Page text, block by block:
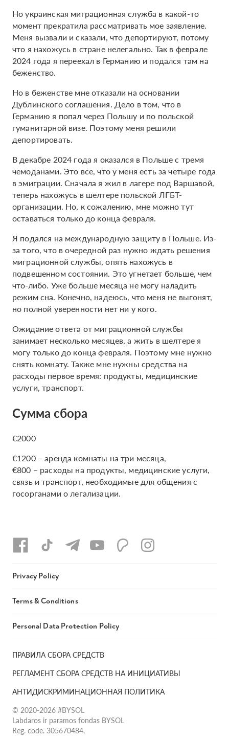
Но украинская миграционная служба в какой-то
момент прекратила рассматривать мое заявление.
Меня вызвали и сказали, что депортируют, потому
что я нахожусь в стране нелегально. Так в феврале
2024 года я переехал в Германию и подался там на
беженство.
Но в беженстве мне отказали на основании
Дублинского соглашения. Дело в том, что в
Германию я попал через Польшу и по польской
гуманитарной визе. Поэтому меня решили
депортировать.
В декабре 2024 года я оказался в Польше с тремя
чемоданами. Это все, что у меня есть за четыре года
в эмиграции. Сначала я жил в лагере под Варшавой,
теперь нахожусь в шелтере польской ЛГБТ-
организации. Но, к сожалению, мне можно тут
оставаться только до конца февраля.
Я подался на международную защиту в Польше. Из-
за того, что в очередной раз нужно ждать решения
миграционной службы, опять нахожусь в
подвешенном состоянии. Это угнетает больше, чем
что-либо. Уже больше месяца не могу наладить
режим сна. Конечно, надеюсь, что меня не выгонят,
но полной уверенности нет ни у кого.
Ожидание ответа от миграционной службы
занимает несколько месяцев, а жить в шелтере я
могу только до конца февраля. Поэтому мне нужно
снять комнату. Также мне нужны средства на
расходы первое время: продукты, медицинские
услуги, транспорт.
Сумма сбора
€2000
€1200 – аренда комнаты на три месяца,
€800 – расходы на продукты, медицинские услуги,
связь и транспорт, необходимые для общения с
госорганами о легализации.
ПРАВИЛА СБОРА СРЕДСТВ
РЕГЛАМЕНТ СБОРА СРЕДСТВ НА ИНИЦИАТИВЫ
АНТИДИСКРИМИНАЦИОННАЯ ПОЛИТИКА
© 2020-2026 #BYSOL
Labdaros ir paramos fondas BYSOL
Reg. code. 305670484,
Privacy Policy
Terms & Conditions
Personal Data Protection Policy